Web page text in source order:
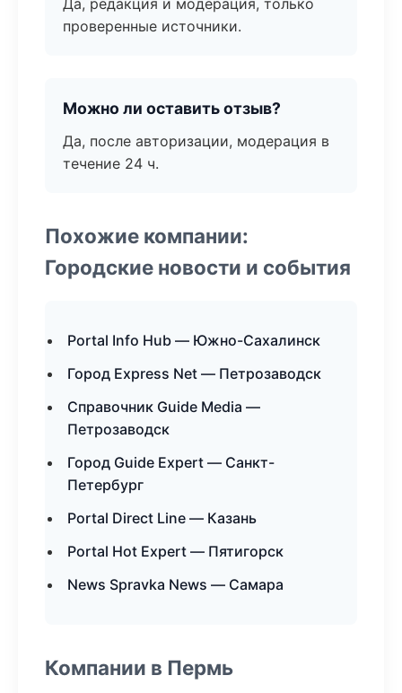
Да, редакция и модерация, только
проверенные источники.
Можно ли оставить отзыв?
Да, после авторизации, модерация в
течение 24 ч.
Похожие компании:
Городские новости и события
Portal Info Hub — Южно-Сахалинск
Город Express Net — Петрозаводск
Справочник Guide Media —
Петрозаводск
Город Guide Expert — Санкт-
Петербург
Portal Direct Line — Казань
Portal Hot Expert — Пятигорск
News Spravka News — Самара
Компании в Пермь